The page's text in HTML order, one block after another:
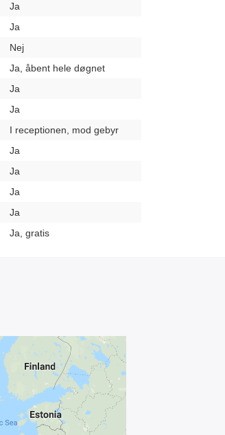
Ja
Ja
Nej
Ja, åbent hele døgnet
Ja
Ja
I receptionen, mod gebyr
Ja
Ja
Ja
Ja
Ja, gratis